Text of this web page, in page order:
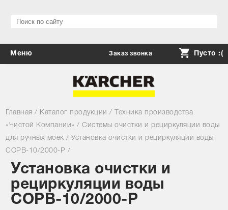
Главная / Каталог продукции /
Техника производства
«Чистой Компании» /Системы очистки и рециркуляции воды
для ручных моек/Установка очистки и рециркуляции воды
СОРВ-10/2000-Р /
Установка очистки и
рециркуляции воды
СОРВ-10/2000-Р
Меню
Сервис
Cкидки
Личный кабинет
Ваш город: Москва ▼
Заказ звонка Пусто :(